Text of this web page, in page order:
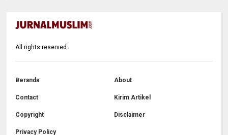
All rights reserved.
Beranda About
Contact Kirim Artikel
Copyright Disclaimer
Privacy Policy